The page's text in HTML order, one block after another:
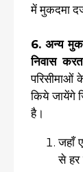
में मुकदमा
6. अन्य
निवास
परिसीमाओं
किये जायेंगे
है।
जहाँ
से हर